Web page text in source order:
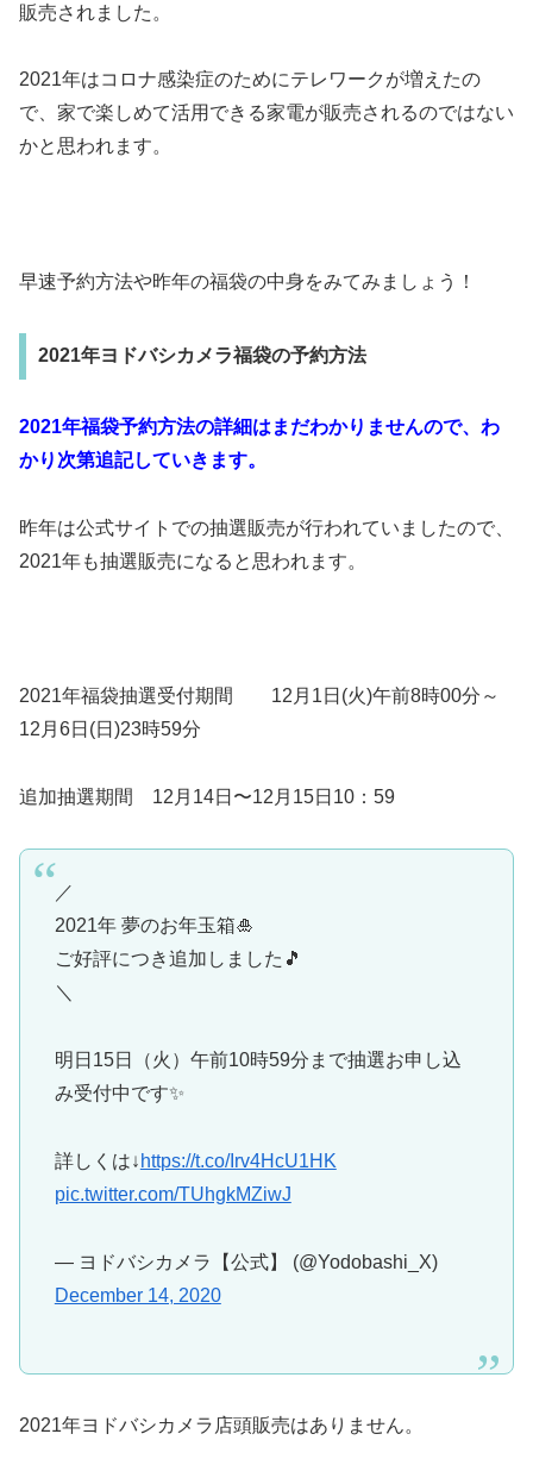
販売されました。
2021年はコロナ感染症のためにテレワークが増えたの
で、家で楽しめて活用できる家電が販売されるのではない
かと思われます。
早速予約方法や昨年の福袋の中身をみてみましょう！
2021年ヨドバシカメラ福袋の予約方法
2021年福袋予約方法の詳細はまだわかりませんので、わ
かり次第追記していきます。
昨年は公式サイトでの抽選販売が行われていましたので、
2021年も抽選販売になると思われます。
2021年福袋抽選受付期間 12月1日(火)午前8時00分～
12月6日(日)23時59分
追加抽選期間 12月14日〜12月15日10：59
／
2021年 夢のお年玉箱🎍
ご好評につき追加しました🎵
＼
明日15日（火）午前10時59分まで抽選お申し込
み受付中です✨
詳しくは↓ https://t.co/Irv4HcU1HK
pic.twitter.com/TUhgkMZiwJ
— ヨドバシカメラ【公式】 (@Yodobashi_X)
December 14, 2020
2021年ヨドバシカメラ店頭販売はありません。